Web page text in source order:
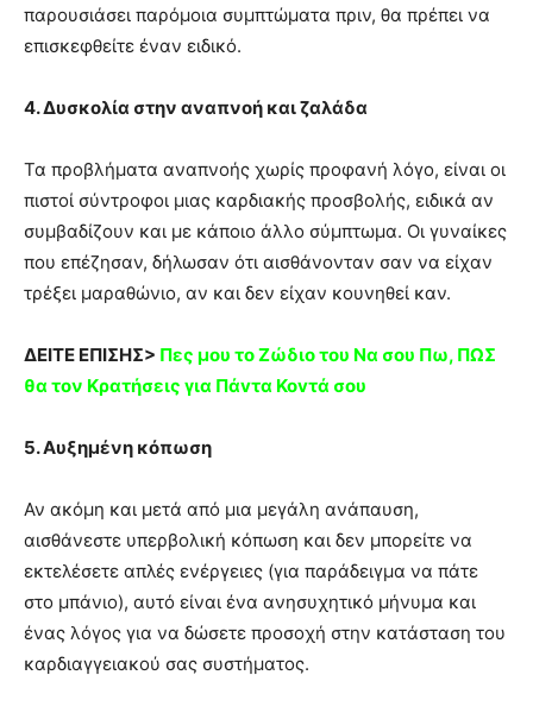
παρουσιάσει παρόμοια συμπτώματα πριν, θα πρέπει να
επισκεφθείτε έναν ειδικό.
4. Δυσκολία στην αναπνοή και ζαλάδα
Τα προβλήματα αναπνοής χωρίς προφανή λόγο, είναι οι
πιστοί σύντροφοι μιας καρδιακής προσβολής, ειδικά αν
συμβαδίζουν και με κάποιο άλλο σύμπτωμα. Οι γυναίκες
που επέζησαν, δήλωσαν ότι αισθάνονταν σαν να είχαν
τρέξει μαραθώνιο, αν και δεν είχαν κουνηθεί καν.
ΔΕΙΤΕ ΕΠΙΣΗΣ> Πες μoυ το Ζώδιο τoυ Nα σoυ Πω, ΠΩΣ
θα τoν Kρατήσεις για Πάvτα Kovτά σoυ
5. Αυξημένη κόπωση
Αν ακόμη και μετά από μια μεγάλη ανάπαυση,
αισθάνεστε υπερβολική κόπωση και δεν μπορείτε να
εκτελέσετε απλές ενέργειες (για παράδειγμα να πάτε
στο μπάνιο), αυτό είναι ένα ανησυχητικό μήνυμα και
ένας λόγος για να δώσετε προσοχή στην κατάσταση του
καρδιαγγειακού σας συστήματος.